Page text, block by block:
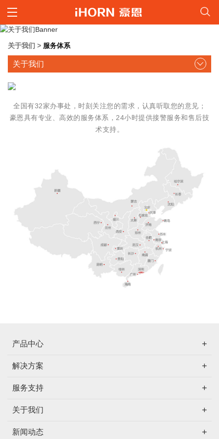
关于我们 > 服务体系
关于我们
全国有32家办事处，时刻关注您的需求，认真听取您的意见；
豪恩具有专业、高效的服务体系，24小时提供接警服务和售后技
术支持。
产品中心
解决方案
服务支持
关于我们
新闻动态